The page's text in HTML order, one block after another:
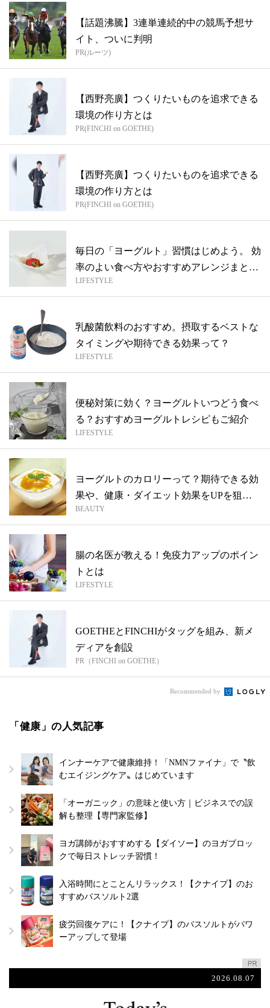
【話題沸騰】3連単連続的中の競馬予想サ
イト、ついに判明
PR(ルーツ)
【西野亮廣】つくりたいものを追求できる
環境の作り方とは
PR(FINCHI on GOETHE)
【西野亮廣】つくりたいものを追求できる
環境の作り方とは
PR(FINCHI on GOETHE)
毎日の「ヨーグルト」習慣はじめよう。 効
率のよい食べ方やおすすめアレンジまとめ
ま...
LIFESTYLE
乳酸菌飲料のおすすめ。摂取するベストな
タイミングや期待できる効果って？
LIFESTYLE
便秘対策に効く？ヨーグルトいつどう食べ
る？おすすめヨーグルトレシピもご紹介
LIFESTYLE
ヨーグルトのカロリーって？期待できる効
果や、健康・ダイエット効果をUPを狙う
食べ...
BEAUTY
腸の名医が教える！免疫力アップのポイン
トとは
LIFESTYLE
GOETHEとFINCHIがタッグを組み、新メ
ディアを創設
PR（FINCHI on GOETHE）
Recommended by
「健康」の人気記事
インナーケアで健康維持！「NMNファイナ」で〝飲
むエイジングケア〟はじめています
「オーガニック」の意味と使い方｜ビジネスでの誤
解も整理【専門家監修】
ヨガ講師がおすすめする【ダイソー】のヨガブロッ
クで毎日ストレッチ習慣！
入浴時間にとことんリラックス！【クナイプ】のお
すすめバスソルト2選
疲労回復ケアに！【クナイプ】のバスソルトがパワ
ーアップして登場
2026.08.07